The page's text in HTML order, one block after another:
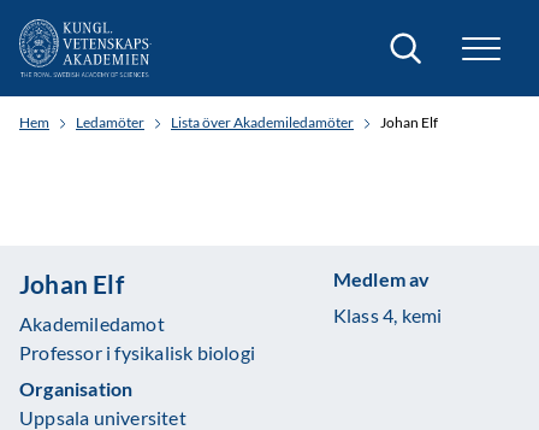
Sök
Hem Ledamöter Lista över Akademiledamöter Johan Elf
Johan Elf
Akademiledamot
Professor i fysikalisk biologi
Organisation
Uppsala universitet
Medlem av
Klass 4, kemi